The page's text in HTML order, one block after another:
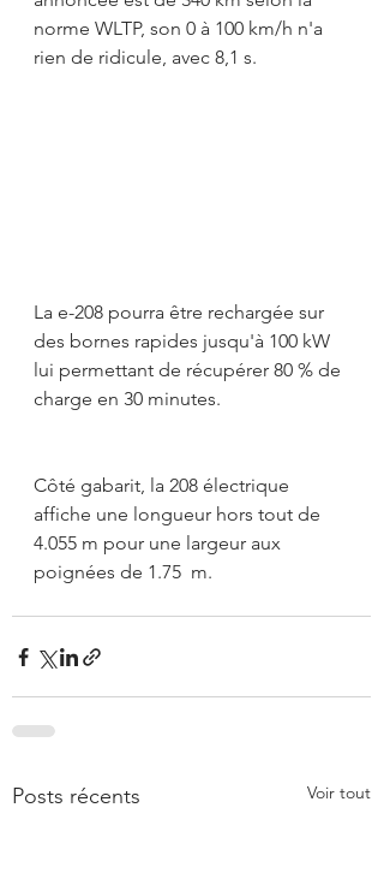
norme WLTP, son 0 à 100 km/h n'a
rien de ridicule, avec 8,1 s.
La e-208 pourra être rechargée sur
des bornes rapides jusqu'à 100 kW
lui permettant de récupérer 80 % de
charge en 30 minutes.
Côté gabarit, la 208 électrique
affiche une longueur hors tout de
4.055 m pour une largeur aux
poignées de 1.75  m.
Posts récents Voir tout